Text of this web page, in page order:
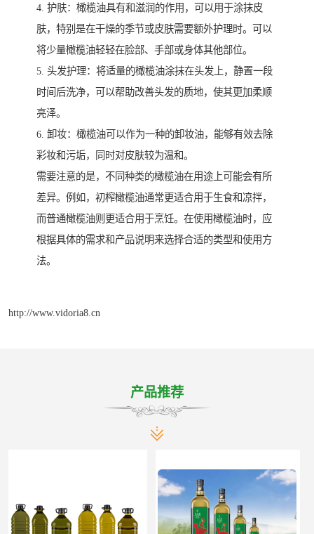
4. 护肤：橄榄油具有和滋润的作用，可以用于涂抹皮
肤，特别是在干燥的季节或皮肤需要额外护理时。可以
将少量橄榄油轻轻在脸部、手部或身体其他部位。
5. 头发护理：将适量的橄榄油涂抹在头发上，静置一段
时间后洗净，可以帮助改善头发的质地，使其更加柔顺
亮泽。
6. 卸妆：橄榄油可以作为一种的卸妆油，能够有效去除
彩妆和污垢，同时对皮肤较为温和。
需要注意的是，不同种类的橄榄油在用途上可能会有所
差异。例如，初榨橄榄油通常更适合用于生食和凉拌，
而普通橄榄油则更适合用于烹饪。在使用橄榄油时，应
根据具体的需求和产品说明来选择合适的类型和使用方
法。
http://www.vidoria8.cn
产品推荐